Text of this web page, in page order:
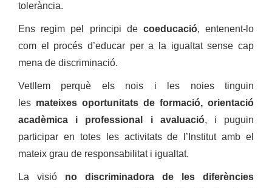
tolerància.
Ens regim pel principi de coeducació, entenent-lo
com el procés d’educar per a la igualtat sense cap
mena de discriminació.
Vetllem perquè els nois i les noies tinguin
les mateixes oportunitats de formació, orientació
acadèmica i professional i avaluació, i puguin
participar en totes les activitats de l’Institut amb el
mateix grau de responsabilitat i igualtat.
La visió no discriminadora de les diferències